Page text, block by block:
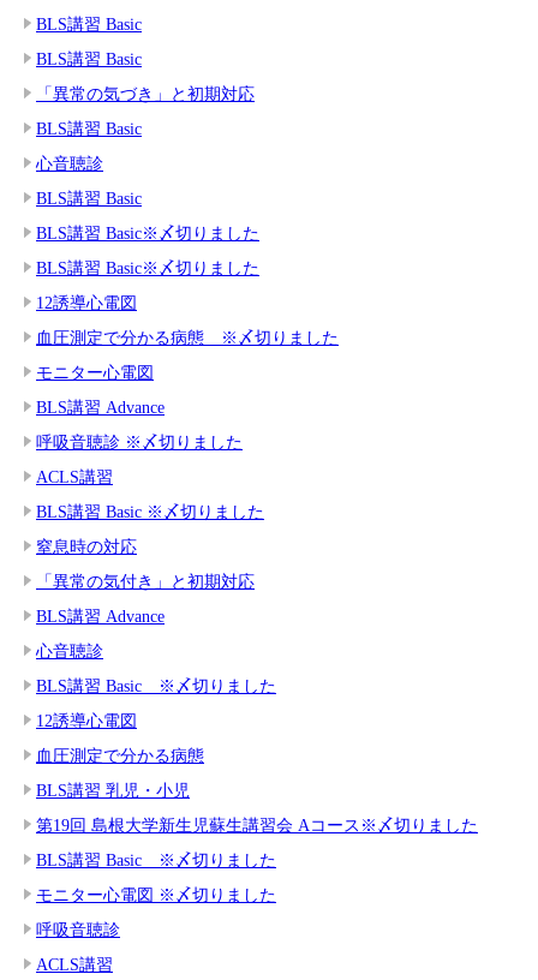
BLS講習 Basic
BLS講習 Basic
「異常の気づき」と初期対応
BLS講習 Basic
心音聴診
BLS講習 Basic
BLS講習 Basic※〆切りました
BLS講習 Basic※〆切りました
12誘導心電図
血圧測定で分かる病態 ※〆切りました
モニター心電図
BLS講習 Advance
呼吸音聴診 ※〆切りました
ACLS講習
BLS講習 Basic ※〆切りました
窒息時の対応
「異常の気付き」と初期対応
BLS講習 Advance
心音聴診
BLS講習 Basic ※〆切りました
12誘導心電図
血圧測定で分かる病態
BLS講習 乳児・小児
第19回 島根大学新生児蘇生講習会 Aコース※〆切りました
BLS講習 Basic ※〆切りました
モニター心電図 ※〆切りました
呼吸音聴診
ACLS講習